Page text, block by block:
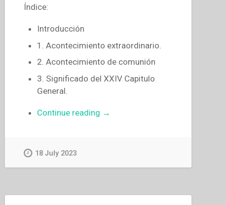
Índice:
Introducción
1. Acontecimiento extraordinario.
2. Acontecimiento de comunión
3. Significado del XXIV Capitulo
General.
Continue reading “Juan
el
→
18 July 2023